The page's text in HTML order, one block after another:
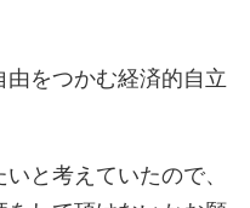
をつかむ経済的自立
と考えていたので、